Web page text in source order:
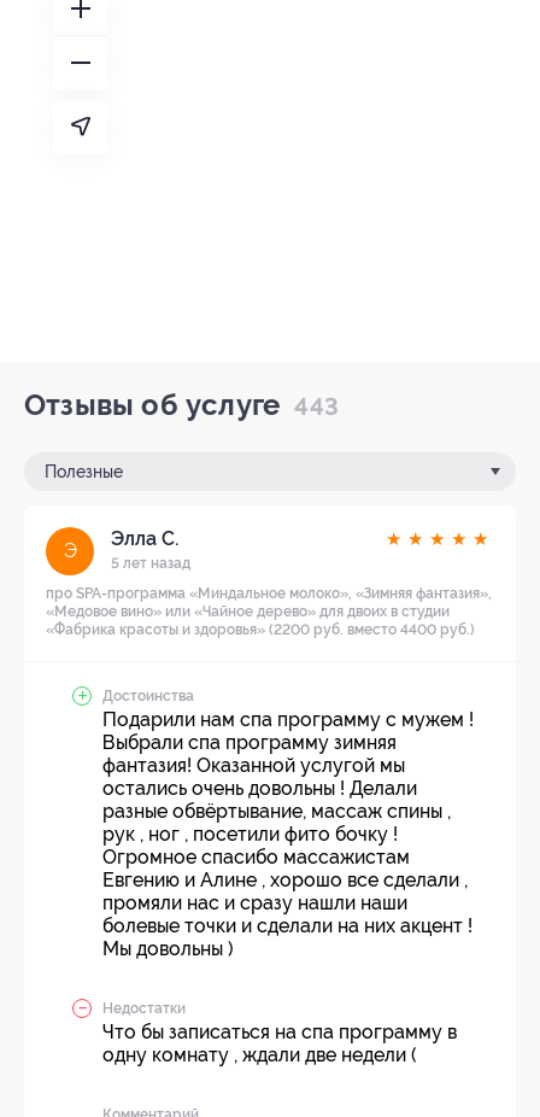
Отзывы об услуге 443
Полезные
Э
Элла С.
5 лет назад
★ ★ ★ ★ ★
про SPA-программа «Миндальное молоко», «Зимняя фантазия»,
«Медовое вино» или «Чайное дерево» для двоих в студии
«Фабрика красоты и здоровья» (2200 руб. вместо 4400 руб.)
Достоинства
Подарили нам спа программу с мужем !
Выбрали спа программу зимняя
фантазия! Оказанной услугой мы
остались очень довольны ! Делали
разные обвёртывание, массаж спины ,
рук , ног , посетили фито бочку !
Огромное спасибо массажистам
Евгению и Алине , хорошо все сделали ,
промяли нас и сразу нашли наши
болевые точки и сделали на них акцент !
Мы довольны )
Недостатки
Что бы записаться на спа программу в
одну комнату , ждали две недели (